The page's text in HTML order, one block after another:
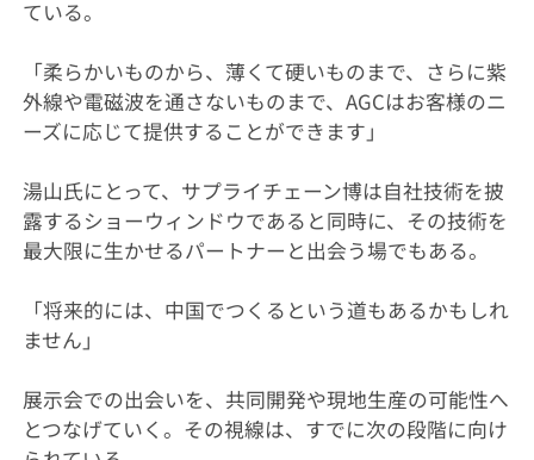
ている。
「柔らかいものから、薄くて硬いものまで、さらに紫
外線や電磁波を通さないものまで、AGCはお客様のニ
ーズに応じて提供することができます」
湯山氏にとって、サプライチェーン博は自社技術を披
露するショーウィンドウであると同時に、その技術を
最大限に生かせるパートナーと出会う場でもある。
「将来的には、中国でつくるという道もあるかもしれ
ません」
展示会での出会いを、共同開発や現地生産の可能性へ
とつなげていく。その視線は、すでに次の段階に向け